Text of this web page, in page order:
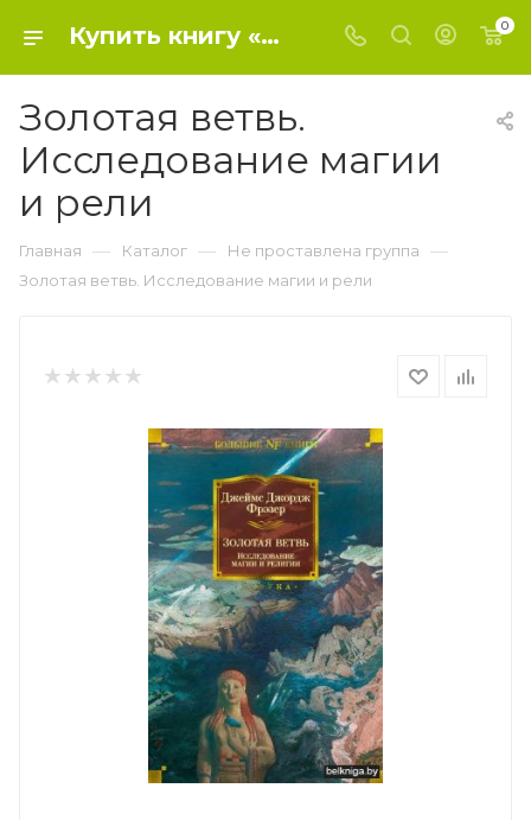
Купить книгу «Золотая ветвь. Исследование магии и рели» 2022, Фрэзер Дж.Дж. - Не проставлена группа 0
Золотая ветвь.
Исследование магии
и рели
Главная — Каталог — Не проставлена группа —
Золотая ветвь. Исследование магии и рели